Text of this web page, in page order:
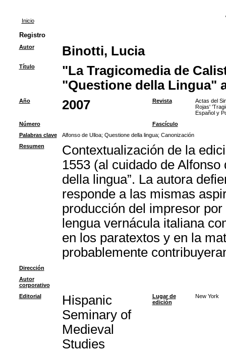
Inicio
Registro
Autor Binotti, Lucia
Título
"La Tragicomedia de
"Questione della Lingua"
Año 2007 Revista
Actas del
Rojas'
Español y
Número
Fascículo
Palabras clave
Alfonso de Ulloa; Questione della lingua; Canonización
Resumen
Contextualización de la
1553 (al cuidado de
della lingua”. La autora
responde a las mismas
producción del impresor
lengua vernácula italiana
en los paratextos y en la
probablemente
Dirección
Autor
corporativo
Editorial
Hispanic
Seminary of
Medieval
Studies
Lugar de
edición
New York